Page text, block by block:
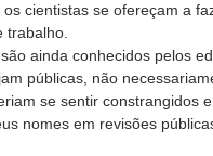
cientistas se ofereçam a
trabalho.
ainda conhecidos pelos
públicas, não
se sentir constrangidos
nomes em revisões